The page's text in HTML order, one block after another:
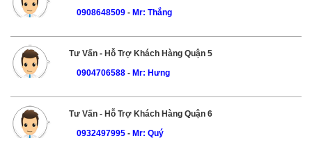
0908648509- Mr: Thắng
Tư Vấn - Hỗ Trợ Khách Hàng Quận 5
0904706588- Mr: Hưng
Tư Vấn - Hỗ Trợ Khách Hàng Quận 6
0932497995- Mr: Quý